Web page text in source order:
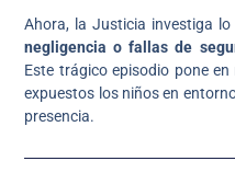
Ahora, la Justicia investiga
negligencia o fallas de
Este trágico episodio pone
expuestos los niños en
presencia.